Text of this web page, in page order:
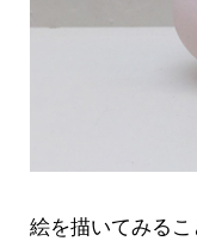
絵を描いてみる